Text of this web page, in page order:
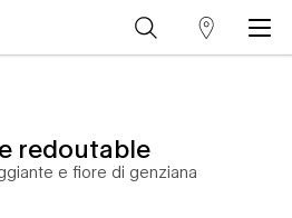
trova
redoutable
e fiore di genziana